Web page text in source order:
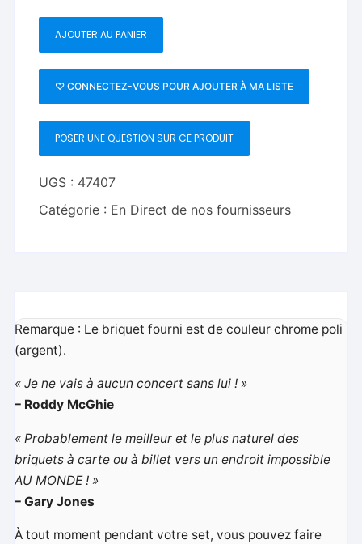
quantité
The
Light
(Prop
and
Online
Instructions)
Christopher
-
Trick
AJOUTER AU PANIER
♡ CONNECTEZ-VOUS POUR AJOUTER À MA LISTE
POSER UNE QUESTION SUR CE PRODUIT
UGS : 47407
Catégorie : En Direct de nos fournisseurs
Remarque : Le briquet fourni est de couleur chrome poli
(argent).
« Je ne vais à aucun concert sans lui ! »
– Roddy McGhie
« Probablement le meilleur et le plus naturel des
briquets à carte ou à billet vers un endroit impossible
AU MONDE ! »
– Gary Jones
À tout moment pendant votre set, vous pouvez faire